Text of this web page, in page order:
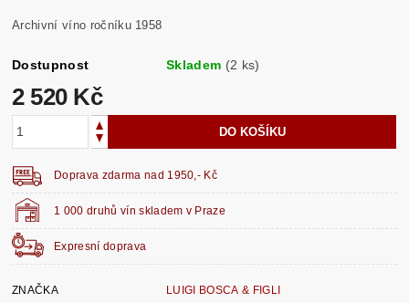
Archivní víno ročníku 1958
Dostupnost Skladem (2 ks)
2 520 Kč
1 000 druhů vín skladem v Praze
Expresní doprava
Doprava zdarma nad 1950,- Kč
ZNAČKA
LUIGI BOSCA & FIGLI